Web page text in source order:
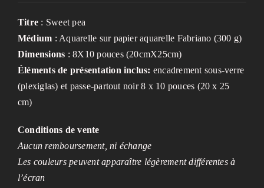
Titre : Sweet pea
Médium : Aquarelle sur papier aquarelle Fabriano (300 g)
Dimensions : 8X10 pouces (20cmX25cm)
Éléments de présentation inclus: encadrement sous-verre
(plexiglas) et passe-partout noir 8 x 10 pouces (20 x 25
cm)
Conditions de vente
Aucun remboursement, ni échange
Les couleurs peuvent apparaître légèrement différentes à
l’écran